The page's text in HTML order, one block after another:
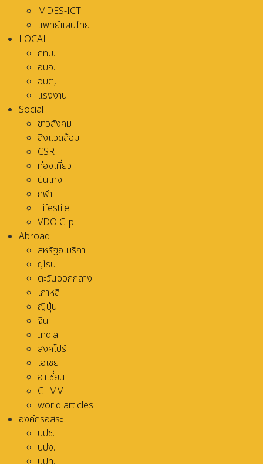
MDES-ICT
แพทย์แผนไทย
LOCAL
กทม.
อบจ.
อบต,
แรงงาน
Social
ข่าวสังคม
สิ่งแวดล้อม
CSR
ท่องเที่ยว
บันเทิง
กีฬา
Lifestile
VDO Clip
Abroad
สหรัฐอเมริกา
ยุโรป
ตะวันออกกลาง
เกาหลี
ญี่ปุ่น
จีน
India
สิงคโปร์
เอเชีย
อาเชี่ยน
CLMV
world articles
องค์กรอิสระ
ปปช.
ปปง.